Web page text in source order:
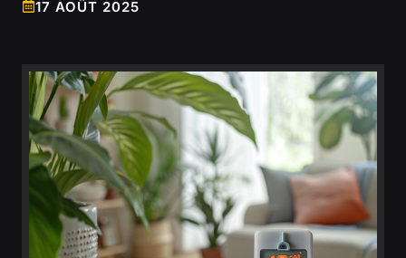
17 AOÛT 2025